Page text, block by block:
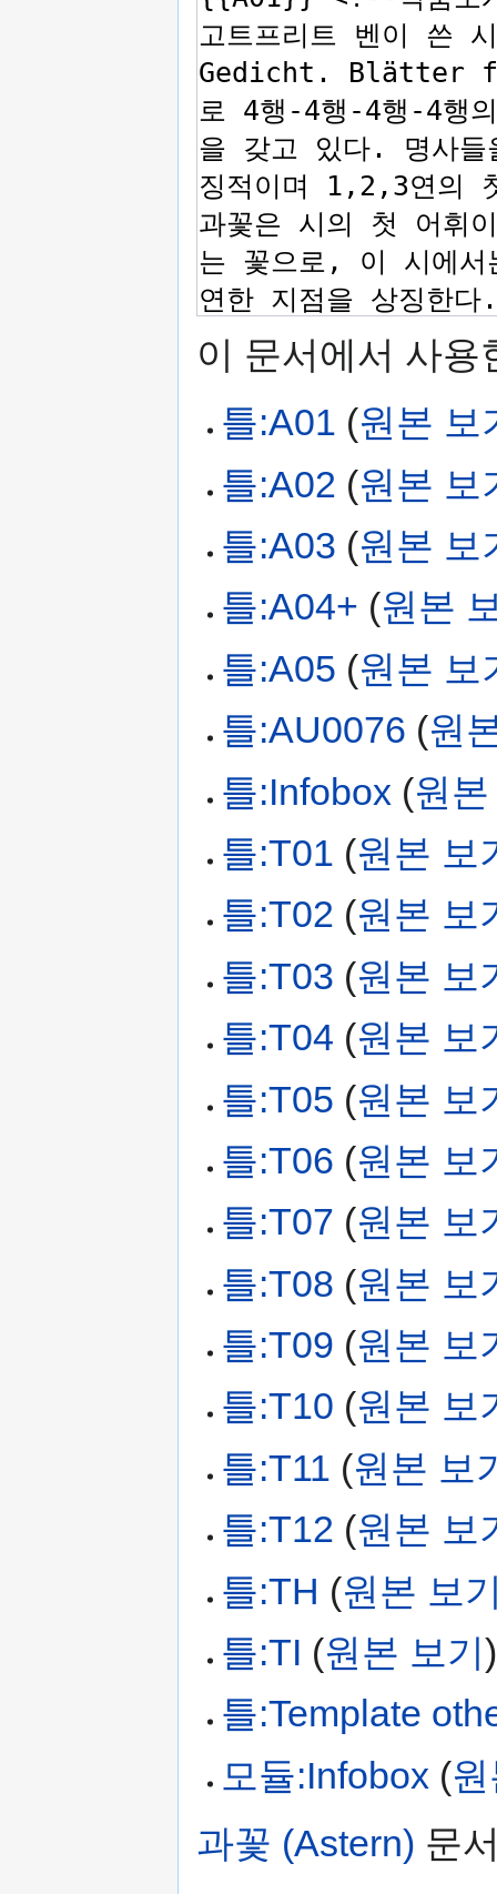
이 문서에서 사용
틀:A01 (원본 보
틀:A02 (원본 보
틀:A03 (원본 보
틀:A04+ (원본
틀:A05 (원본 보
틀:AU0076 (원
틀:Infobox (원
틀:T01 (원본 보
틀:T02 (원본 보
틀:T03 (원본 보
틀:T04 (원본 보
틀:T05 (원본 보
틀:T06 (원본 보
틀:T07 (원본 보
틀:T08 (원본 보
틀:T09 (원본 보
틀:T10 (원본 보
틀:T11 (원본 보
틀:T12 (원본 보
틀:TH (원본 보
틀:TI (원본 보기
틀:Template
모듈:Infobox (
과꽃 (Astern) 문